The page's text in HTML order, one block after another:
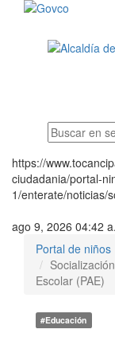
https://
ciudadania/portal-
1/enterate/noticias/
ago 9, 2026 04:42
Portal de niños
Escolar (PAE)
#Educación